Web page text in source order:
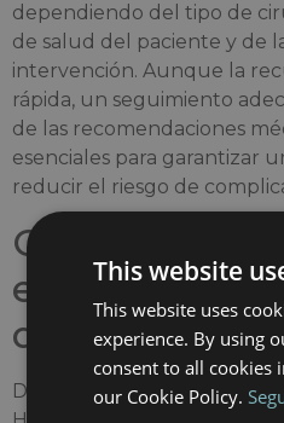
dependiendo del tipo de
de salud del paciente y de
intervención. Aunque la
rápida, un seguimiento
de las recomendaciones
esenciales para garantizar
reducir el riesgo de
Cirugía
en
quirúrgica
Dentro de la red de
This website
This website uses
experience. By using
consent to all cookies
our Cookie Policy.